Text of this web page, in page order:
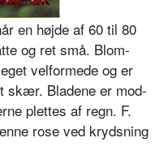
en højde af 60 til 80
og ret små. Blom­
velformede og er
skær. Bladene er mod­
plettes af regn. F.
rose ved kryds­ning